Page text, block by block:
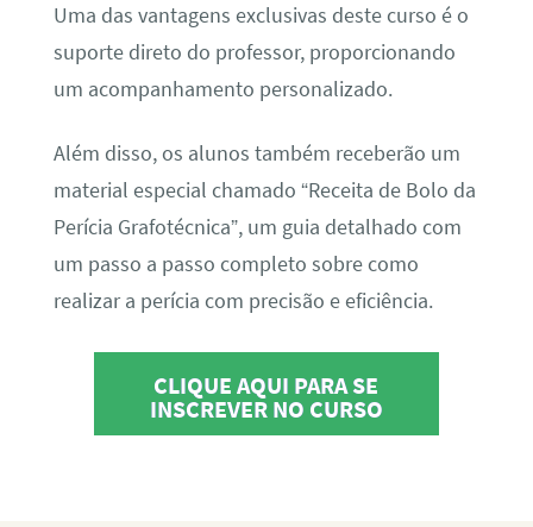
Uma das vantagens exclusivas deste curso é o
suporte direto do professor, proporcionando
um acompanhamento personalizado.
Além disso, os alunos também receberão um
material especial chamado “Receita de Bolo da
Perícia Grafotécnica”, um guia detalhado com
um passo a passo completo sobre como
realizar a perícia com precisão e eficiência.
CLIQUE AQUI PARA SE
INSCREVER NO CURSO